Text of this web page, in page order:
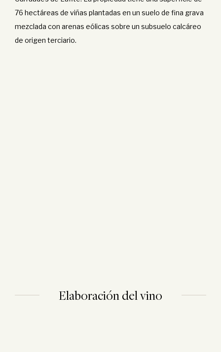
76 hectáreas de viñas plantadas en un suelo de fina grava
mezclada con arenas eólicas sobre un subsuelo calcáreo
de origen terciario.
Elaboración del vino